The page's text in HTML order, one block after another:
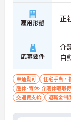
雇用形態 正
応募要件
介
自
車通勤可 住宅手当・
産休･育休･介護休暇取
交通費支給
退職金制